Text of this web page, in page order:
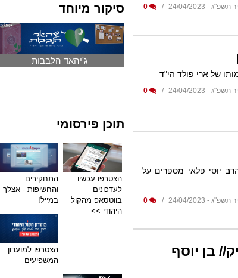
- 24/04/2023
0
של ארי פולד הי"ד
- 24/04/2023
0
יוסי פלאי מספרים על
- 24/04/2023
0
בן יוסף
סיקור מיוחד
ג'יהאד הלבבות
תוכן פירסומי
הצטרפו עכשיו
לעדכונים
בווטסאפ מהקול
היהודי >>
התחקירים
והחשיפות - אצלך
במייל!
הצטרפו למועדון
המשפיעים